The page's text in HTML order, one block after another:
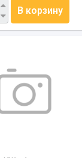
В корзину